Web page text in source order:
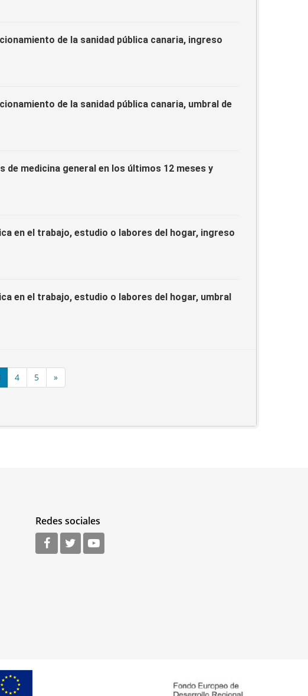
de la sanidad pública canaria, ingreso
de la sanidad pública canaria, umbral de
de medicina general en los últimos 12 meses y
en el trabajo, estudio o labores del hogar, ingreso
en el trabajo, estudio o labores del hogar, umbral
4 5 »
Redes sociales